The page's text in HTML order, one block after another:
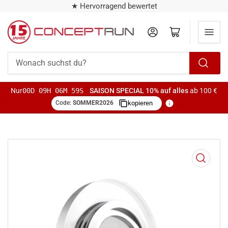
★ Hervorragend bewertet
suchst
AnmeldenMini-Warenkorb öffnen
Nur00D 09H 06M 58S SAISON SPECIAL 10% auf allesab 100 €
Code: SOMMER2026 kopieren